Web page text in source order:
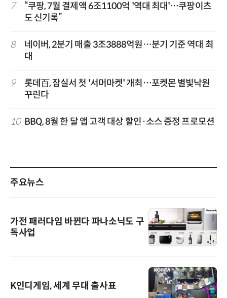
7
“쿠팡, 7월 결제액 6조1100억 '역대 최대'…쿠팡이츠
도 신기록”
8
네이버, 2분기 매출 3조3888억원…분기 기준 역대 최
대
9
롯데百, 잠실서 첫 '서머마켓' 개최…포켓몬 별빛낙원
꾸린다
10 BBQ, 8월 한 달 앱 고객 대상 할인·소스 증정 프로모션
주요뉴스
가전 패러다임 바뀐다 파나소닉도 구
독사업
K인디게임, 세계 무대 출사표